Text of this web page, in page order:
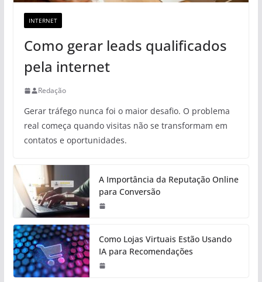
INTERNET
Como gerar leads qualificados
pela internet
Redação
Gerar tráfego nunca foi o maior desafio. O problema
real começa quando visitas não se transformam em
contatos e oportunidades.
A Importância da Reputação Online
para Conversão
Como Lojas Virtuais Estão Usando
IA para Recomendações